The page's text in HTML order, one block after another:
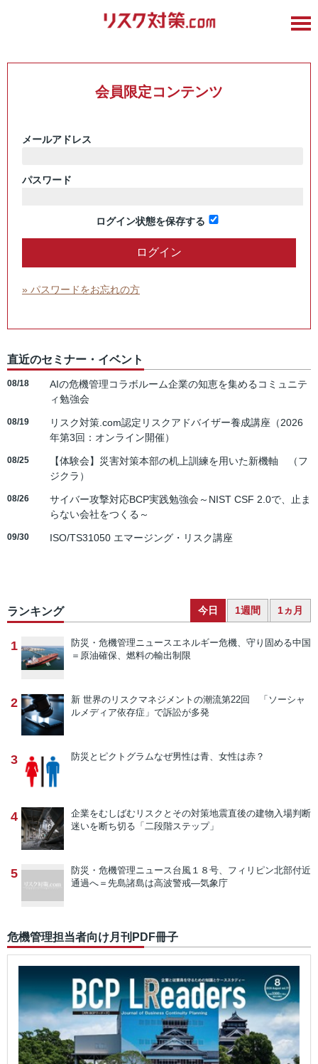
会員限定コンテンツ
メールアドレス
パスワード
ログイン状態を保存する
» パスワードをお忘れの方
直近のセミナー・イベント
08/18
AIの危機管理コラボルーム企業の知恵を集めるコミュニテ
ィ勉強会
08/19
リスク対策.com認定リスクアドバイザー養成講座（2026
年第3回：オンライン開催）
08/25
【体験会】災害対策本部の机上訓練を用いた新機軸 （フ
ジクラ）
08/26
サイバー攻撃対応BCP実践勉強会～NIST CSF 2.0で、止ま
らない会社をつくる～
09/30 ISO/TS31050 エマージング・リスク講座
ランキング 今日 1週間 1ヵ月
1 防災・危機管理ニュースエネルギー危機、守り固める中国
＝原油確保、燃料の輸出制限
2 新 世界のリスクマネジメントの潮流第22回 「ソーシャ
ルメディア依存症」で訴訟が多発
3 防災とピクトグラムなぜ男性は青、女性は赤？
4 企業をむしばむリスクとその対策地震直後の建物入場判断
迷いを断ち切る「二段階ステップ」
5 防災・危機管理ニュース台風１８号、フィリピン北部付近
通過へ＝先島諸島は高波警戒―気象庁
危機管理担当者向け月刊PDF冊子